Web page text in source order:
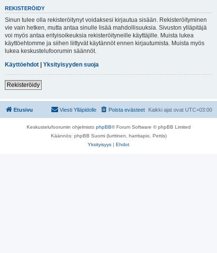
REKISTERÖIDY
Sinun tulee olla rekisteröitynyt voidaksesi kirjautua sisään. Rekisteröityminen
vie vain hetken, mutta antaa sinulle lisää mahdollisuuksia. Sivuston ylläpitäjä
voi myös antaa erityisoikeuksia rekisteröityneille käyttäjille. Muista lukea
käyttöehtomme ja siihen liittyvät käytännöt ennen kirjautumista. Muista myös
lukea keskustelufoorumin säännöt.
Käyttöehdot | Yksityisyyden suoja
Rekisteröidy
Etusivu Kaikki ajat ovat UTC+03:00
Poista evästeet
Viesti Ylläpidolle
Keskustelufoorumin ohjelmisto phpBB® Forum Software © phpBB Limited
Käännös: phpBB Suomi (lurttinen, harritapio, Pettis)
Yksityisyys | Ehdot